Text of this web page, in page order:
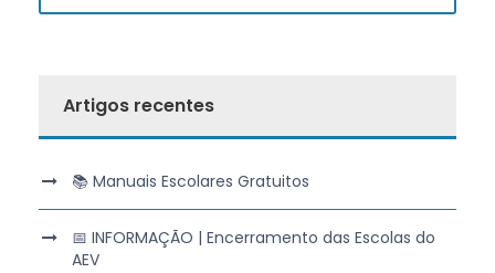
Artigos recentes
📚 Manuais Escolares Gratuitos
📅 INFORMAÇÃO | Encerramento das Escolas do
AEV